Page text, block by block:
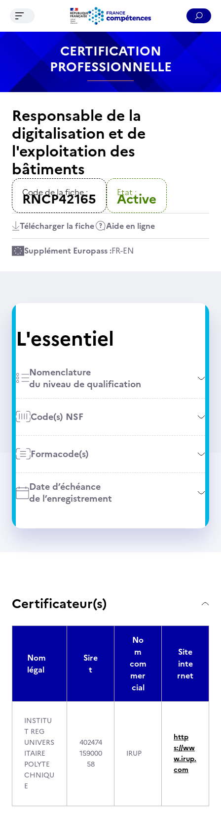
Contenu Recherche Menu Pied de page
Ouvrir le menu de navigation
CERTIFICATION
PROFESSIONNELLE
Responsable de la
digitalisation et de
l'exploitation des
bâtiments
Code de la fiche :
RNCP42165 Etat :
Active
Télécharger la fiche Aide en ligne
Supplément Europass :FR-EN
L'essentiel
Nomenclature
du niveau de qualification
Code(s) NSF
Formacode(s)
Date d’échéance
de l’enregistrement
Certificateur(s)
Nom
légal
Sire
t
No
m
com
mer
cial
Site
inte
rnet
INSTITU
T REG
UNIVERS
ITAIRE
POLYTE
CHNIQU
E
402474
159000
58
IRUP
http
s://ww
w.irup.
com